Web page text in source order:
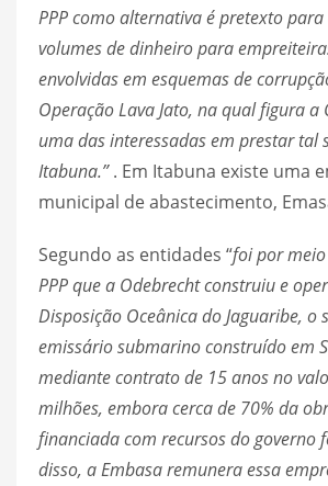
PPP como alternativa é pretexto
volumes de dinheiro para
envolvidas em esquemas de
Operação Lava Jato, na qual figura a
uma das interessadas em prestar tal
Itabuna.”. Em Itabuna existe uma
municipal de abastecimento,
Segundo as entidades “foi por
PPP que a Odebrecht construiu e
Disposição Oceânica do Jaguaribe, o
emissário submarino construído em
mediante contrato de 15 anos no
milhões, embora cerca de 70% da
financiada com recursos do governo
disso, a Embasa remunera essa